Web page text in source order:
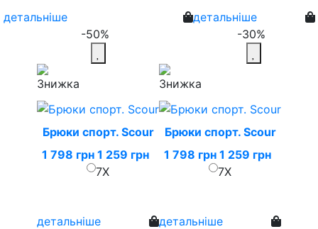
детальніше
-50%
детальніше
-30%
Брюки спорт. Scour
1 798 грн 1 259 грн
7X
детальніше
Брюки спорт. Scour
1 798 грн 1 259 грн
7X
детальніше